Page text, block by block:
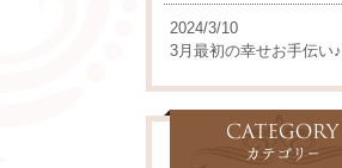
2024/3/10
3月最初の幸せお手伝い♪